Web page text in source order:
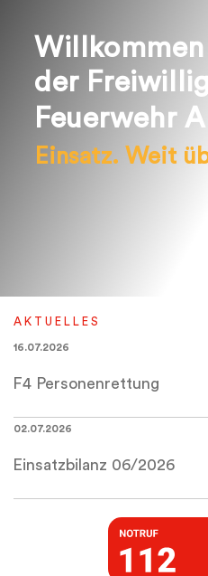
der
Feuerwehr
Einsatz. Weit
A K T U E L L E S
16.07.2026
F4 Personenrettung
02.07.2026
Einsatzbilanz 06/2026